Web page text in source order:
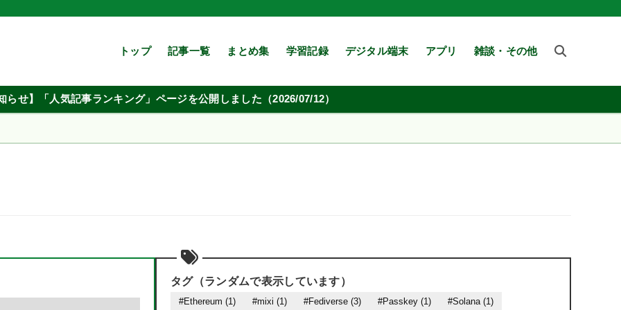
トップ 記事一覧 まとめ集 学習記録 デジタル端末 アプリ 雑談・その他
らせ】「人気記事ランキング」ページを公開しました（2026/07/12）
タグ（ランダムで表示しています）
#Ethereum (1) #mixi (1) #Fediverse (3) #Passkey (1) #Solana (1)